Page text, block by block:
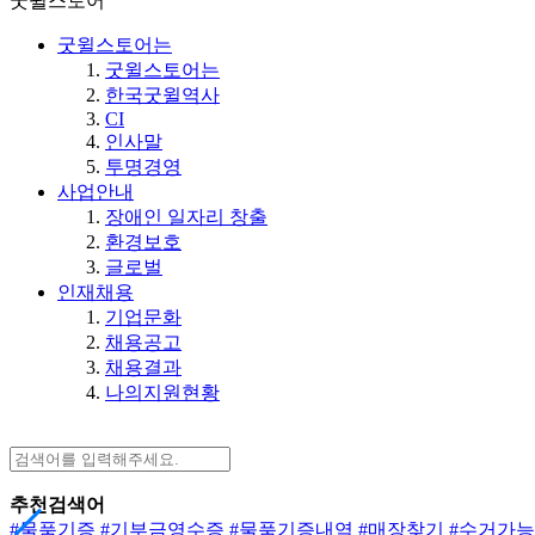
굿윌스토어는
굿윌스토어는
한국굿윌역사
CI
인사말
투명경영
사업안내
장애인 일자리 창출
환경보호
글로벌
인재채용
기업문화
채용공고
채용결과
나의지원현황
추천검색어
#물품기증 #기부금영수증 #물품기증내역 #매장찾기 #수거가